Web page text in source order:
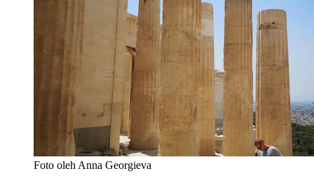
Foto oleh Anna Georgieva